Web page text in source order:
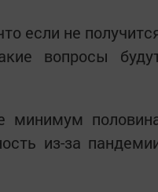
если не
вопросы
минимум
из-за